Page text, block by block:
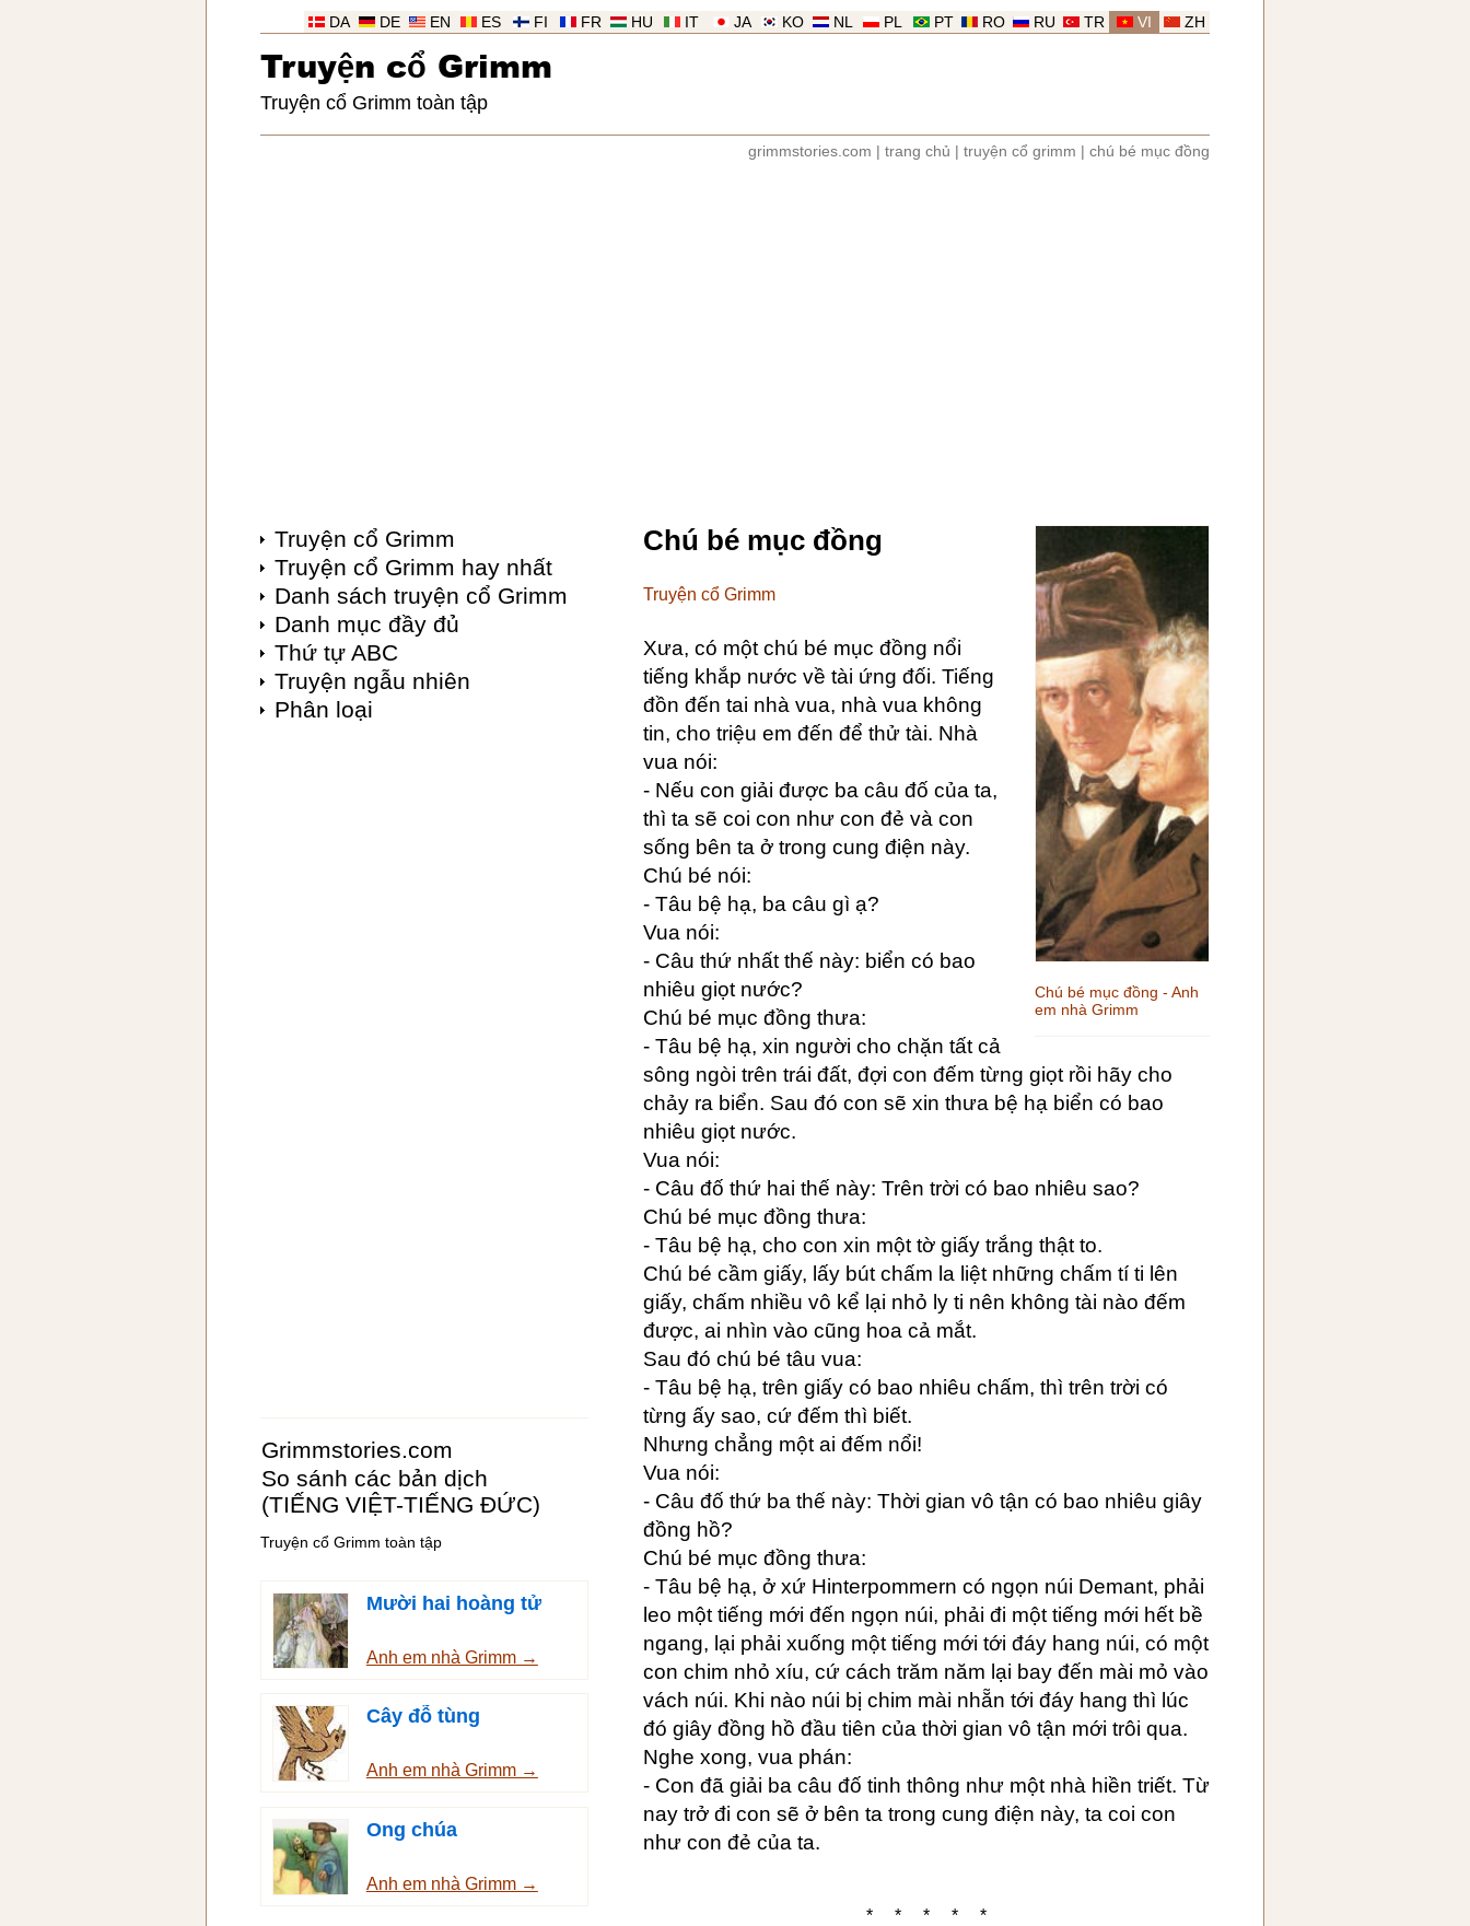
ZH
VI
TR
RU
RO
PT
PL
NL
KO
JA
IT
HU
FR
FI
ES
EN
DE
DA
Truyện cổ Grimm
Truyện cổ Grimm toàn tập
grimmstories.com trang chủ truyện cổ grimm chú bé mục đồng
Truyện cổ Grimm
Truyện cổ Grimm hay nhất
Danh sách truyện cổ Grimm
Danh mục đầy đủ
Thứ tự ABC
Truyện ngẫu nhiên
Phân loại
Grimmstories.com
So sánh các bản dịch
(TIẾNG VIỆT-TIẾNG ĐỨC)
Truyện cổ Grimm toàn tập
Mười hai hoàng tử
Anh em nhà Grimm →
Cây đỗ tùng
Anh em nhà Grimm →
Ong chúa
Anh em nhà Grimm →
Chú bé mục đồng - Anh
em nhà Grimm
Chú bé mục đồng
Truyện cổ Grimm
Xưa, có một chú bé mục đồng nổi
tiếng khắp nước về tài ứng đối. Tiếng
đồn đến tai nhà vua, nhà vua không
tin, cho triệu em đến để thử tài. Nhà
vua nói:
- Nếu con giải được ba câu đố của ta,
thì ta sẽ coi con như con đẻ và con
sống bên ta ở trong cung điện này.
Chú bé nói:
- Tâu bệ hạ, ba câu gì ạ?
Vua nói:
- Câu thứ nhất thế này: biển có bao
nhiêu giọt nước?
Chú bé mục đồng thưa:
- Tâu bệ hạ, xin người cho chặn tất cả
sông ngòi trên trái đất, đợi con đếm từng giọt rồi hãy cho
chảy ra biển. Sau đó con sẽ xin thưa bệ hạ biển có bao
nhiêu giọt nước.
Vua nói:
- Câu đố thứ hai thế này: Trên trời có bao nhiêu sao?
Chú bé mục đồng thưa:
- Tâu bệ hạ, cho con xin một tờ giấy trắng thật to.
Chú bé cầm giấy, lấy bút chấm la liệt những chấm tí ti lên
giấy, chấm nhiều vô kể lại nhỏ ly ti nên không tài nào đếm
được, ai nhìn vào cũng hoa cả mắt.
Sau đó chú bé tâu vua:
- Tâu bệ hạ, trên giấy có bao nhiêu chấm, thì trên trời có
từng ấy sao, cứ đếm thì biết.
Nhưng chẳng một ai đếm nổi!
Vua nói:
- Câu đố thứ ba thế này: Thời gian vô tận có bao nhiêu giây
đồng hồ?
Chú bé mục đồng thưa:
- Tâu bệ hạ, ở xứ Hinterpommern có ngọn núi Demant, phải
leo một tiếng mới đến ngọn núi, phải đi một tiếng mới hết bề
ngang, lại phải xuống một tiếng mới tới đáy hang núi, có một
con chim nhỏ xíu, cứ cách trăm năm lại bay đến mài mỏ vào
vách núi. Khi nào núi bị chim mài nhẵn tới đáy hang thì lúc
đó giây đồng hồ đầu tiên của thời gian vô tận mới trôi qua.
Nghe xong, vua phán:
- Con đã giải ba câu đố tinh thông như một nhà hiền triết. Từ
nay trở đi con sẽ ở bên ta trong cung điện này, ta coi con
như con đẻ của ta.
* * * * *